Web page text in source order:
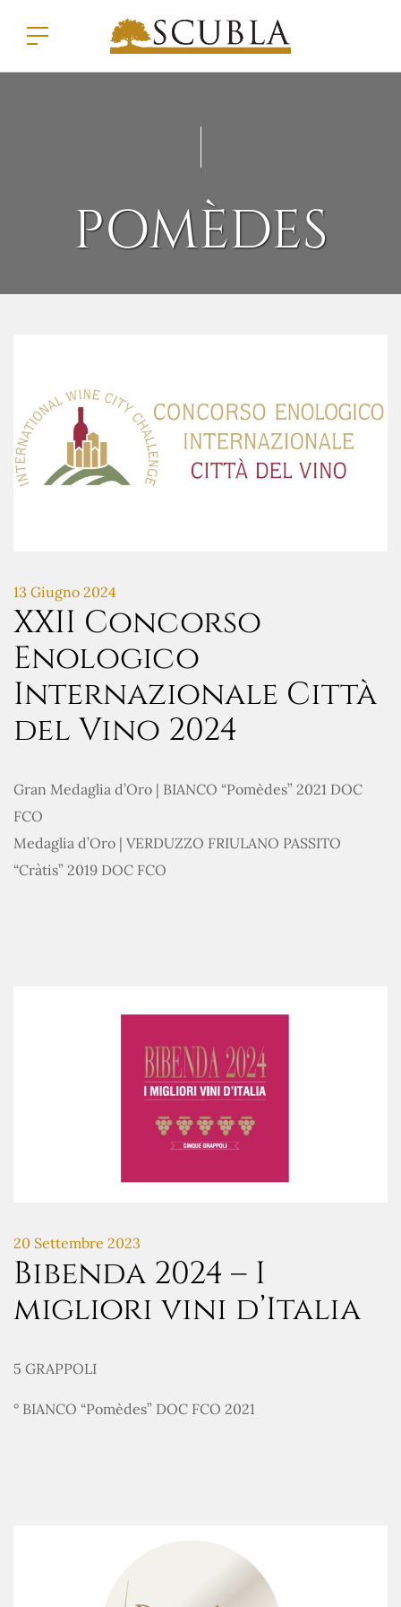
POMÈDES
13 Giugno 2024
XXII Concorso
Enologico
Internazionale Città
del Vino 2024
Gran Medaglia d’Oro | BIANCO “Pomèdes” 2021 DOC
FCO
Medaglia d’Oro | VERDUZZO FRIULANO PASSITO
“Cràtis” 2019 DOC FCO
20 Settembre 2023
Bibenda 2024 – I
migliori vini d’Italia
5 GRAPPOLI
° BIANCO “Pomèdes” DOC FCO 2021